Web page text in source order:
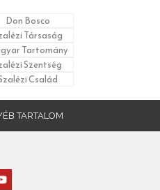
Don Bosco
Társaság
Tartomány
Szentség
Család
TARTALOM